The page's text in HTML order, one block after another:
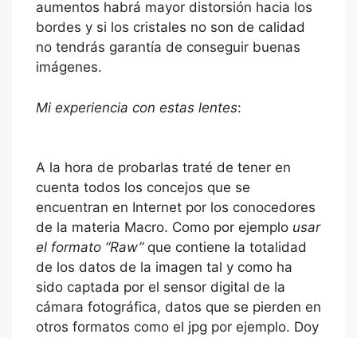
aumentos habrá mayor distorsión hacia los
bordes y si los cristales no son de calidad
no tendrás garantía de conseguir buenas
imágenes.
Mi experiencia con estas lentes:
A la hora de probarlas traté de tener en
cuenta todos los concejos que se
encuentran en Internet por los conocedores
de la materia Macro. Como por ejemplo usar
el formato “Raw”que contiene la totalidad
de los datos de la imagen tal y como ha
sido captada por el sensor digital de la
cámara fotográfica, datos que se pierden en
otros formatos como el jpg por ejemplo. Doy